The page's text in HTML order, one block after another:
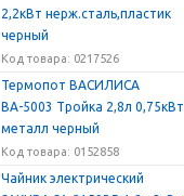
2,2кВт нерж.сталь,пластик
черный
Код товара: 0217526
Термопот ВАСИЛИСА
ВА-5003 Тройка 2,8л 0,75кВт
металл черный
Код товара: 0152858
Чайник электрический